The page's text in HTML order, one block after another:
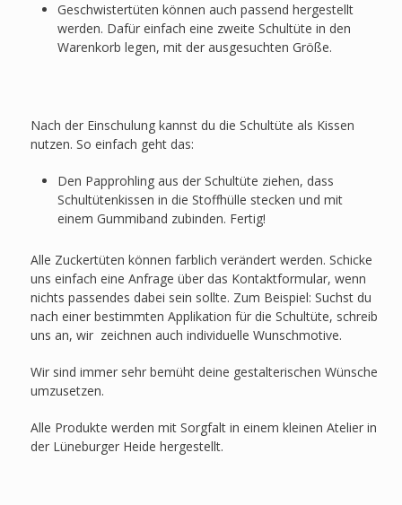
Geschwistertüten können auch passend hergestellt
werden. Dafür einfach eine zweite Schultüte in den
Warenkorb legen, mit der ausgesuchten Größe.
Nach der Einschulung kannst du die Schultüte als Kissen
nutzen. So einfach geht das:
Den Papprohling aus der Schultüte ziehen, dass
Schultütenkissen in die Stoffhülle stecken und mit
einem Gummiband zubinden. Fertig!
Alle Zuckertüten können farblich verändert werden. Schicke
uns einfach eine Anfrage über das Kontaktformular, wenn
nichts passendes dabei sein sollte. Zum Beispiel: Suchst du
nach einer bestimmten Applikation für die Schultüte, schreib
uns an, wir zeichnen auch individuelle Wunschmotive.
Wir sind immer sehr bemüht deine gestalterischen Wünsche
umzusetzen.
Alle Produkte werden mit Sorgfalt in einem kleinen Atelier in
der Lüneburger Heide hergestellt.